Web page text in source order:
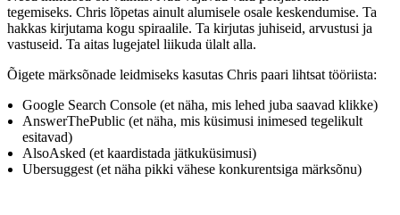
tegemiseks. Chris lõpetas ainult alumisele osale keskendumise. Ta
hakkas kirjutama kogu spiraalile. Ta kirjutas juhiseid, arvustusi ja
vastuseid. Ta aitas lugejatel liikuda ülalt alla.
Õigete märksõnade leidmiseks kasutas Chris paari lihtsat tööriista:
Google Search Console (et näha, mis lehed juba saavad klikke)
AnswerThePublic (et näha, mis küsimusi inimesed tegelikult
esitavad)
AlsoAsked (et kaardistada jätkuküsimusi)
Ubersuggest (et näha pikki vähese konkurentsiga märksõnu)